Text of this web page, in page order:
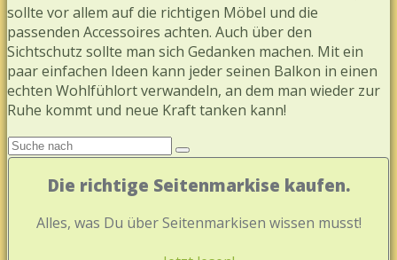
sollte vor allem auf die richtigen Möbel und die
passenden Accessoires achten. Auch über den
Sichtschutz sollte man sich Gedanken machen. Mit ein
paar einfachen Ideen kann jeder seinen Balkon in einen
echten Wohlfühlort verwandeln, an dem man wieder zur
Ruhe kommt und neue Kraft tanken kann!
Die richtige Seitenmarkise kaufen.
Alles, was Du über Seitenmarkisen wissen musst!